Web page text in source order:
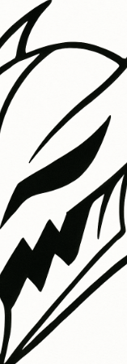
악마를 극복하는 것,
다. 버서크 타투를
기념하고 자신의 소
묘사되는 종종 혼
는 빛과 어둠의 영원
여 그 의미를 더욱
여 내적 힘의 강력
예술 작품이 아닌
의 엠블럼이 됩니다.